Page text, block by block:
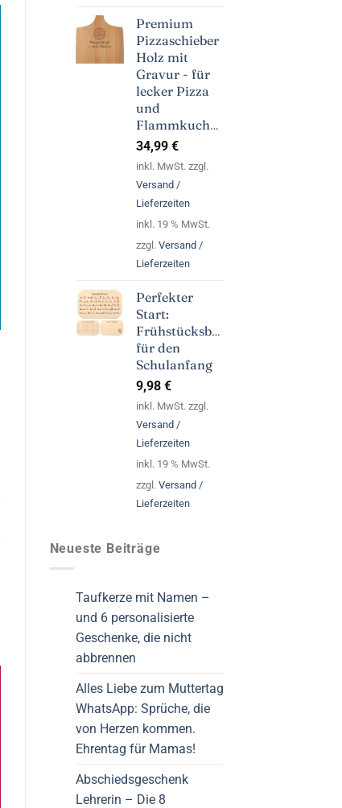
Premium
Pizzaschieber
Holz mit
Gravur - für
lecker Pizza
und
Flammkuchen
34,99 €
inkl. MwSt. zzgl.
Versand /
Lieferzeiten
inkl. 19 % MwSt.
zzgl. Versand /
Lieferzeiten
Perfekter
Start:
Frühstücksbrettchen
für den
Schulanfang
9,98 €
inkl. MwSt. zzgl.
Versand /
Lieferzeiten
inkl. 19 % MwSt.
zzgl. Versand /
Lieferzeiten
Neueste Beiträge
Taufkerze mit Namen –
und 6 personalisierte
Geschenke, die nicht
abbrennen
Alles Liebe zum Muttertag
WhatsApp: Sprüche, die
von Herzen kommen.
Ehrentag für Mamas!
Abschiedsgeschenk
Lehrerin – Die 8